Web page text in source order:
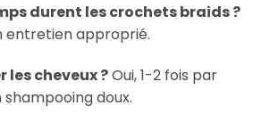
durent les crochets braids ?
entretien approprié.
les cheveux ?Oui, 1-2 fois par
doux.